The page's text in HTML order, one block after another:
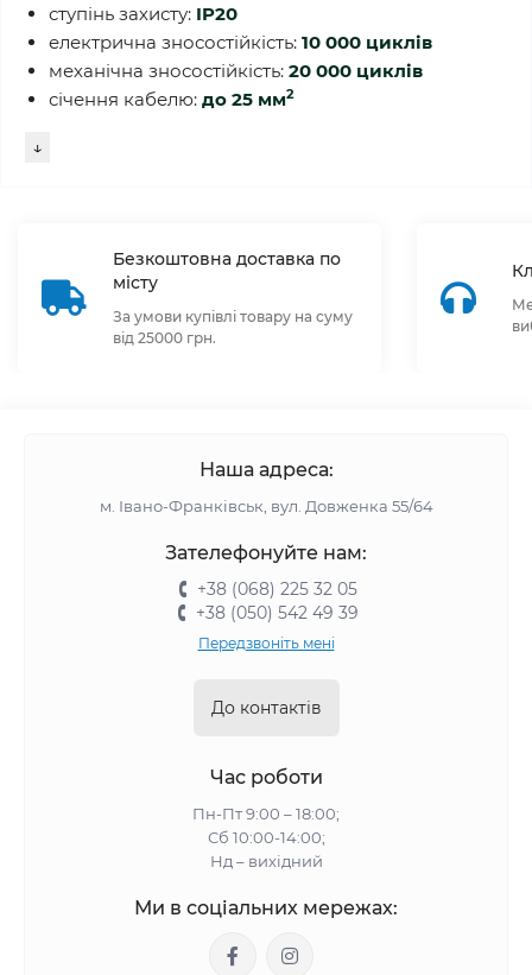
ступінь захисту: IP20
електрична зносостійкість: 10 000 циклів
механічна зносостійкість: 20 000 циклів
січення кабелю: до 25 мм2
↓
Безкоштовна доставка по
місту
За умови купівлі товару на суму
від 25000 грн.
Наша адреса:
м. Івано-Франківськ, вул. Довженка 55/64
Зателефонуйте нам:
+38 (068) 225 32 05
+38 (050) 542 49 39
Передзвоніть мені
До контактів
Час роботи
Пн-Пт 9:00 – 18:00;
Сб 10:00-14:00;
Нд – вихідний
Ми в соціальних мережах: